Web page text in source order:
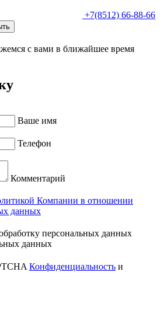
+7(8512) 66-88-66
с вами в ближайшее время
Ваше имя
Телефон
Комментарий
Компании в отношении
данных
персональных данных
данных
Конфиденциальность и